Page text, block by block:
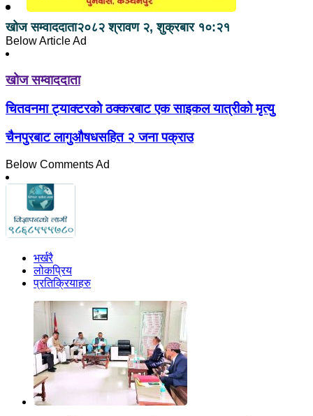
खोज सम्वाददाता२०८२ श्रावण २, शुक्रबार १०:२१
Below Article Ad
खोज सम्वाददाता
चितवनमा ट्याक्टरको ठक्करबाट एक साइकल यात्रीको मृत्यु
चैनपुरबाट लागुऔषधसहित २ जना पक्राउ
Below Comments Ad
भर्खरै
लोकप्रिय
प्रतिक्रियाहरु